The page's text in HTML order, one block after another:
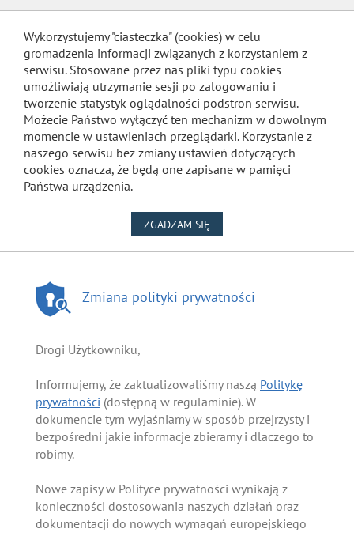
Wykorzystujemy "ciasteczka" (cookies) w celu
gromadzenia informacji związanych z korzystaniem z
serwisu. Stosowane przez nas pliki typu cookies
umożliwiają utrzymanie sesji po zalogowaniu i
tworzenie statystyk oglądalności podstron serwisu.
Możecie Państwo wyłączyć ten mechanizm w dowolnym
momencie w ustawieniach przeglądarki. Korzystanie z
naszego serwisu bez zmiany ustawień dotyczących
cookies oznacza, że będą one zapisane w pamięci
Państwa urządzenia.
ZGADZAM SIĘ
Zmiana polityki prywatności
Drogi Użytkowniku,
Informujemy, że zaktualizowaliśmy naszą Politykę
prywatności (dostępną w regulaminie). W
dokumencie tym wyjaśniamy w sposób przejrzysty i
bezpośredni jakie informacje zbieramy i dlaczego to
robimy.
Nowe zapisy w Polityce prywatności wynikają z
konieczności dostosowania naszych działań oraz
dokumentacji do nowych wymagań europejskiego